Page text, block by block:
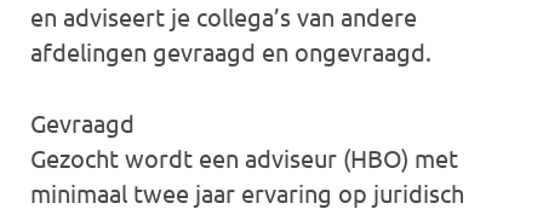
en adviseert je collega’s van andere
afdelingen gevraagd en ongevraagd.
Gevraagd
Gezocht wordt een adviseur (HBO) met
minimaal twee jaar ervaring op juridisch